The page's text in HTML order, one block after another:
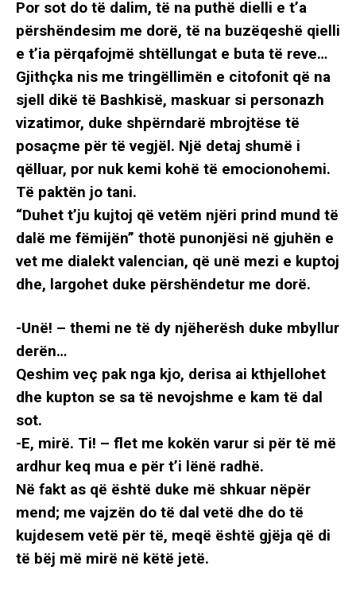
Por sot do të dalim, të na puthë dielli e t’a
përshëndesim me dorë, të na buzëqeshë qielli
e t’ia përqafojmë shtëllungat e buta të reve…
Gjithçka nis me tringëllimën e citofonit që na
sjell dikë të Bashkisë, maskuar si personazh
vizatimor, duke shpërndarë mbrojtëse të
posaçme për të vegjël. Një detaj shumë i
qëlluar, por nuk kemi kohë të emocionohemi.
Të paktën jo tani.
“Duhet t’ju kujtoj që vetëm njëri prind mund të
dalë me fëmijën” thotë punonjësi në gjuhën e
vet me dialekt valencian, që unë mezi e kuptoj
dhe, largohet duke përshëndetur me dorë.
-Unë! – themi ne të dy njëherësh duke mbyllur
derën…
Qeshim veç pak nga kjo, derisa ai kthjellohet
dhe kupton se sa të nevojshme e kam të dal
sot.
-E, mirë. Ti! – flet me kokën varur si për të më
ardhur keq mua e për t’i lënë radhë.
Në fakt as që është duke më shkuar nëpër
mend; me vajzën do të dal vetë dhe do të
kujdesem vetë për të, meqë është gjëja që di
të bëj më mirë në këtë jetë.